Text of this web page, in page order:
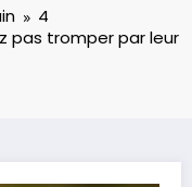
4
pas tromper par leur